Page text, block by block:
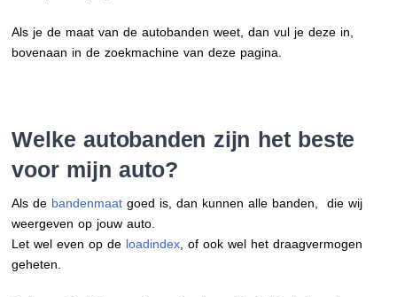
Als je de maat van de autobanden weet, dan vul je deze in,
bovenaan in de zoekmachine van deze pagina.
Welke autobanden zijn het beste
voor mijn auto?
Als de bandenmaat goed is, dan kunnen alle banden, die wij
weergeven op jouw auto.
Let wel even op de loadindex, of ook wel het draagvermogen
geheten.